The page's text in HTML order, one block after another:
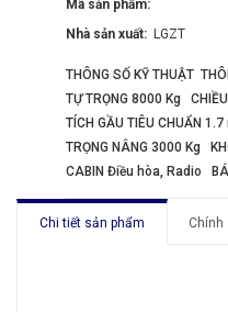
Mã sản phẩm:
Nhà sản xuất: LGZT
THÔNG SỐ KỸ THUẬT
TỰ TRỌNG 8000 Kg
TÍCH GẦU TIÊU CHUẨN
TRỌNG NÂNG 3000 Kg
CABIN Điều hòa, Radio
Chi tiết sản phẩm Chính